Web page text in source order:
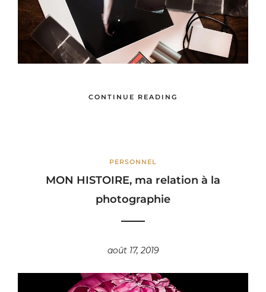
CONTINUE READING
PERSONNEL
MON HISTOIRE, ma relation à la
photographie
août 17, 2019